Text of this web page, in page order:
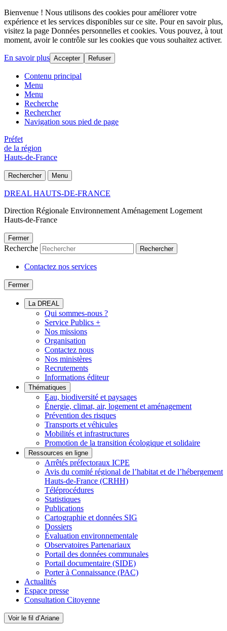
Bienvenue ! Nous utilisons des cookies pour améliorer votre
expérience et les services disponibles sur ce site. Pour en savoir plus,
visitez la page Données personnelles et cookies. Vous pouvez, à tout
moment, avoir le contrôle sur les cookies que vous souhaitez activer.
En savoir plus Accepter Refuser
Contenu principal
Menu
Menu
Recherche
Rechercher
Navigation sous pied de page
Préfet
de la région
Hauts-de-France
Rechercher Menu
DREAL HAUTS-DE-FRANCE
Direction Régionale Environnement Aménagement Logement
Hauts-de-France
Fermer
Recherche Rechercher
Contactez nos services
Fermer
La DREAL
Qui sommes-nous ?
Service Publics +
Nos missions
Organisation
Contactez nous
Nos ministères
Recrutements
Informations éditeur
Thématiques
Eau, biodiversité et paysages
Énergie, climat, air, logement et aménagement
Prévention des risques
Transports et véhicules
Mobilités et infrastructures
Promotion de la transition écologique et solidaire
Ressources en ligne
Arrêtés préfectoraux ICPE
Avis du comité régional de l’habitat et de l’hébergement
Hauts-de-France (CRHH)
Téléprocédures
Statistiques
Publications
Cartographie et données SIG
Dossiers
Évaluation environnementale
Observatoires Partenariaux
Portail des données communales
Portail documentaire (SIDE)
Porter à Connaissance (PAC)
Actualités
Espace presse
Consultation Citoyenne
Voir le fil d’Ariane